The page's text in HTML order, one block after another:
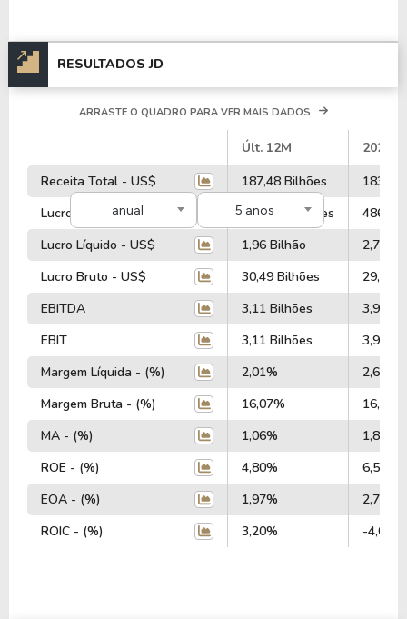
RESULTADOS JD
anual 5 anos
ARRASTE O QUADRO PARA VER MAIS DADOS
Últ. 12M
2025
Receita Total - US$
187,48 Bilhões
183,20
Lucro Operacional - US$
-414,33 Milhões
486,27
Lucro Líquido - US$
1,96 Bilhão
2,72
Lucro Bruto - US$
30,49 Bilhões
29,39
EBITDA
3,11 Bilhões
3,91
EBIT
3,11 Bilhões
3,91
Margem Líquida - (%)
2,01%
2,69%
Margem Bruta - (%)
16,07%
16,01%
MA - (%)
1,06%
1,89%
ROE - (%)
4,80%
6,52%
EOA - (%)
1,97%
2,75%
ROIC - (%)
3,20% -4,09%